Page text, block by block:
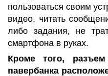
пользоваться своим
видео, читать
либо задания, не
смартфона в руках.
Кроме того,
павербанка